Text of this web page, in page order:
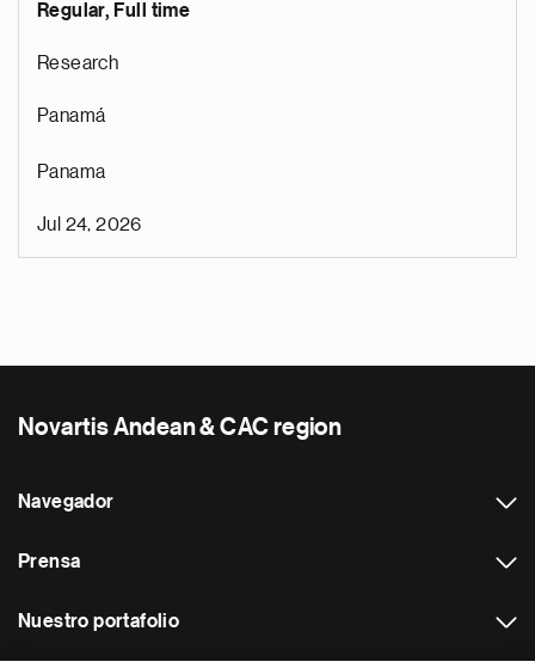
Regular, Full time
Research
Panamá
Panama
Jul 24, 2026
Novartis Andean & CAC region
Navegador
Prensa
Nuestro portafolio